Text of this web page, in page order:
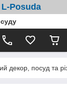
L-Posuda
декор, посуд та